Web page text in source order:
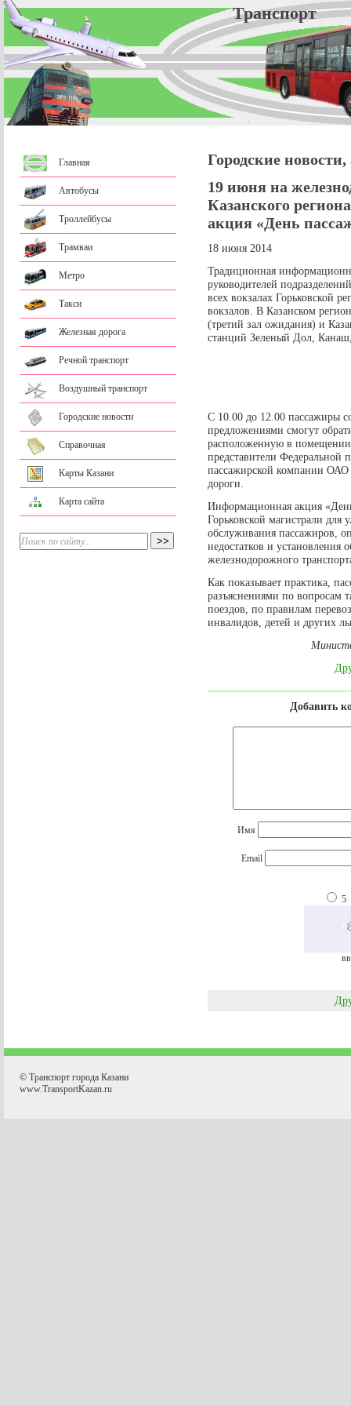
Главная
Автобусы
Троллейбусы
Трамваи
Метро
Такси
Железная дорога
Речной транспорт
Воздушный транспорт
Городские новости
Справочная
Карты Казани
Карта сайта
Городские
19 июня на
Казанского
акция «День
18 июня 2014
Традиционная
руководителей
всех вокзалах Горьковской
вокзалов. В Казанском
(третий зал ожидания) и
станций Зеленый Дол,
С 10.00 до 12.00 пассажиры
предложениями смогут
расположенную в
представители Федеральной
пассажирской компании ОАО
дороги.
Информационная акция
Горьковской магистрали для
обслуживания пассажиров,
недостатков и установления
железнодорожного
Как показывает практика,
разъяснениями по вопросам
поездов, по правилам
инвалидов, детей и других
Добавить
Имя
Email
5
© Транспорт города Казани
www.TransportKazan.ru